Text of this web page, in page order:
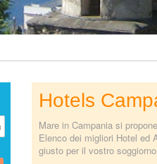
Hotels
Mare in Campania si
Elenco dei migliori Hotel ed
giusto per il vostro